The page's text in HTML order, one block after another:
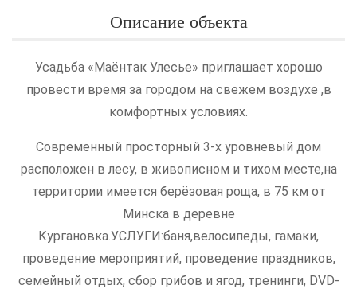
Описание объекта
Усадьба «Маёнтак Улесье» приглашает хорошо
провести время за городом на свежем воздухе ,в
комфортных условиях.
Современный просторный 3-х уровневый дом
расположен в лесу, в живописном и тихом месте,на
территории имеется берёзовая роща, в 75 км от
Минска в деревне
Кургановка.УСЛУГИ:баня,велосипеды, гамаки,
проведение мероприятий, проведение праздников,
семейный отдых, сбор грибов и ягод, тренинги, DVD-